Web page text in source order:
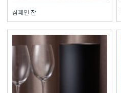
샴페인 잔